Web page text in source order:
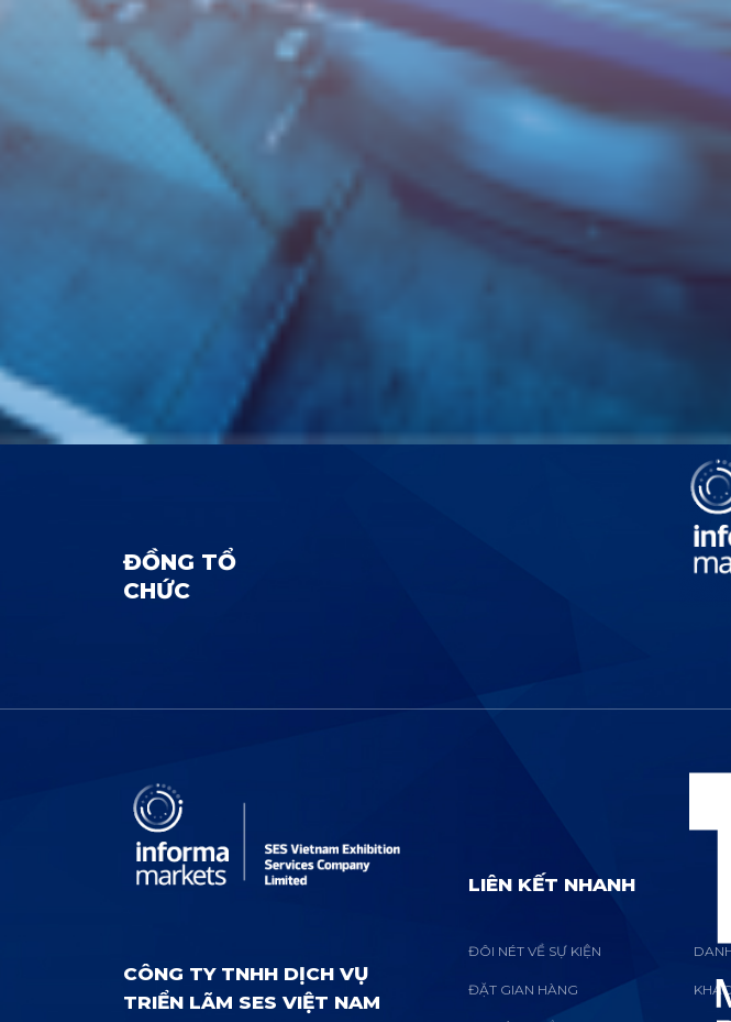
ĐỒNG TỔ
CHỨC
CÔNG TY TNHH DỊCH VỤ
TRIỂN LÃM SES VIỆT NAM
LIÊN KẾT NHANH
ĐÔI NÉT VỀ SỰ KIỆN
ĐẶT GIAN HÀNG